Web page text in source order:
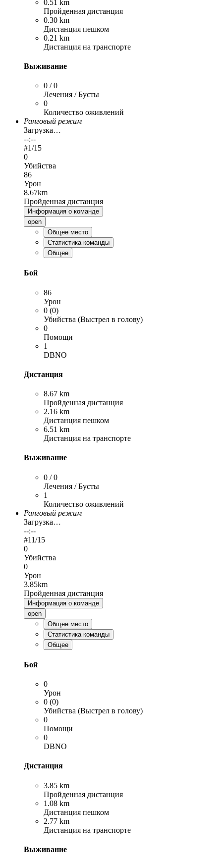
0.51 km
Пройденная дистанция
0.30 km
Дистанция пешком
0.21 km
Дистанция на транспорте
Выживание
0 / 0
Лечения / Бусты
0
Количество оживлений
Ранговый режим
Загрузка…
--:--
#1/15
0
Убийства
86
Урон
8.67km
Пройденная дистанция
Информация о команде
open
Общее место
Статистика команды
Общее
Бой
86
Урон
0 (0)
Убийства (Выстрел в голову)
0
Помощи
1
DBNO
Дистанция
8.67 km
Пройденная дистанция
2.16 km
Дистанция пешком
6.51 km
Дистанция на транспорте
Выживание
0 / 0
Лечения / Бусты
1
Количество оживлений
Ранговый режим
Загрузка…
--:--
#11/15
0
Убийства
0
Урон
3.85km
Пройденная дистанция
Информация о команде
open
Общее место
Статистика команды
Общее
Бой
0
Урон
0 (0)
Убийства (Выстрел в голову)
0
Помощи
0
DBNO
Дистанция
3.85 km
Пройденная дистанция
1.08 km
Дистанция пешком
2.77 km
Дистанция на транспорте
Выживание